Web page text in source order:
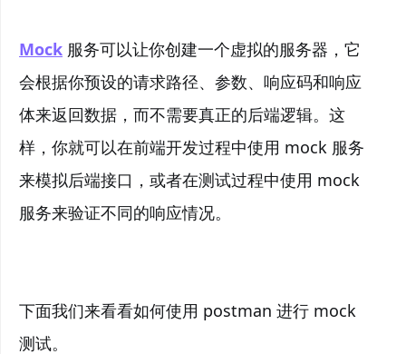
Mock 服务可以让你创建一个虚拟的服务器，它
会根据你预设的请求路径、参数、响应码和响应
体来返回数据，而不需要真正的后端逻辑。这
样，你就可以在前端开发过程中使用 mock 服务
来模拟后端接口，或者在测试过程中使用 mock
服务来验证不同的响应情况。
下面我们来看看如何使用 postman 进行 mock
测试。